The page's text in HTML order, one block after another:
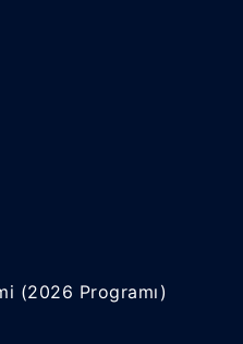
(2026 Programı)